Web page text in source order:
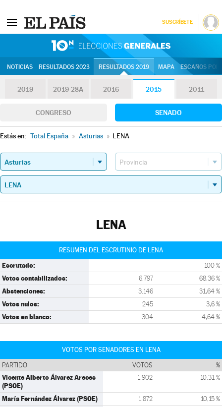
SUSCRÍBETE
NOTICIAS RESULTADOS 2023 RESULTADOS 2019 MAPA ESCAÑOS
2019 2019-28A 2016 2015 2011
CONGRESO SENADO
Estás en: Total España » Asturias » LENA
LENA
RESUMEN DEL ESCRUTINIO DE LENA
Escrutado: 100 %
Votos contabilizados: 6.797 68,36 %
Abstenciones: 3.146 31,64 %
Votos nulos: 245 3,6 %
Votos en blanco: 304 4,64 %
VOTOS POR SENADORES EN LENA
PARTIDO VOTOS %
Vicente Alberto Álvarez Areces
(PSOE)
1.902 10,31 %
María Fernández Álvarez (PSOE) 1.872 10,15 %